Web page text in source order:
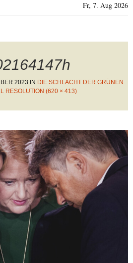
Fr, 7. Aug 2026
2023 IN DIE SCHLACHT DER GRÜNEN
RESOLUTION (620 × 413)